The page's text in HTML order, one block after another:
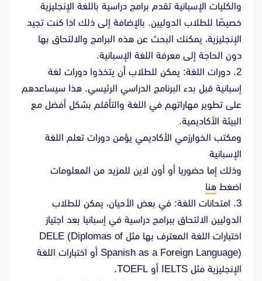
والكليات الإسبانية تقدم برامج دراسية باللغة الإنجليزية
خصيصًا للطلاب الدوليين. بالإضافة إلى ذلك اذا كنت تجيد
الإنجليزية، يمكنك البحث عن هذه البرامج والالتحاق بها
دون الحاجة إلى معرفة اللغة الإسبانية.
2. دورات اللغة: يمكن للطلاب أن يتخذوا دورات لغة
إسبانية قبل بدء البرنامج الدراسي الرئيسي. هذا سيساعدهم
على تطوير مهاراتهم في اللغة والتأقلم بشكل أفضل مع
البيئة الأكاديمية.
ومكتب الخوارزمي الأكاديمي يؤمن دورات تعلم اللغة
الإسبانية
وذلك إما حضوريا أو أون لاين للمزيد من المعلومات
اضغط هنا
3. امتحانات اللغة: في بعض الأحيان، يمكن للطلاب
الدوليين الالتحاق ببرامج دراسية في إسبانيا بعد اجتياز
اختبارات اللغة المعترف بها مثل DELE (Diplomas of
Spanish as a Foreign Language) أو اختبارات اللغة
الإنجليزية مثل IELTS أو TOEFL.